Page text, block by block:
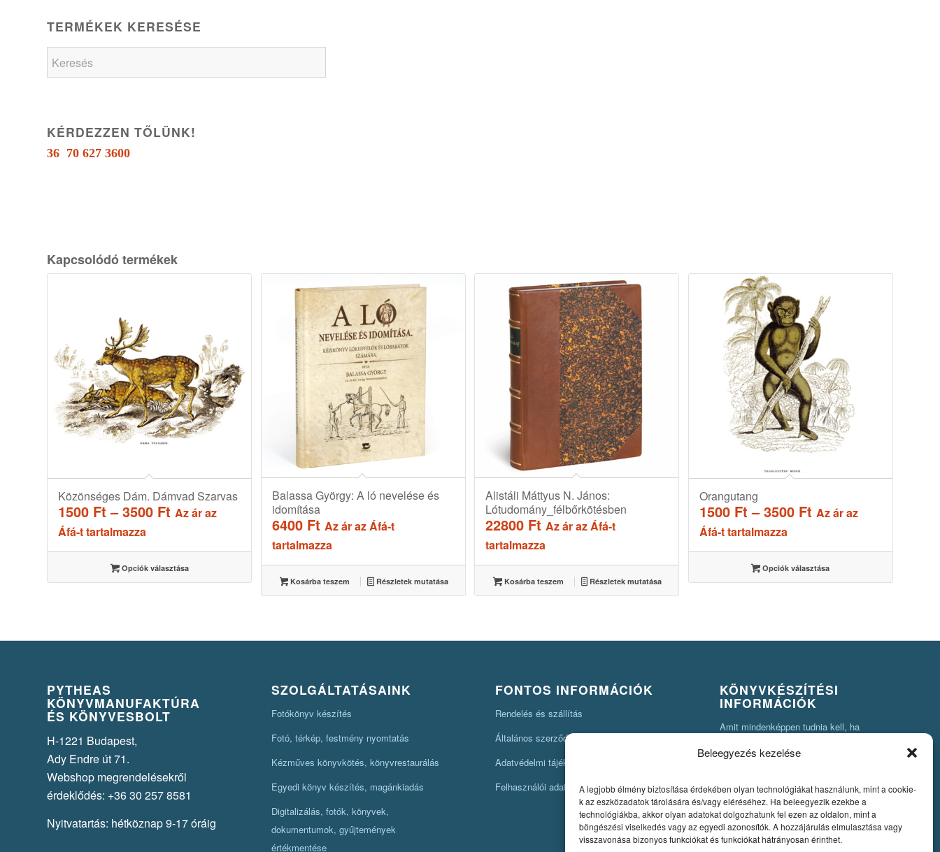
Beleegyezés kezelése
A legjobb élmény biztosítása érdekében olyan technológiákat használunk, mint a cookie-
k az eszközadatok tárolására és/vagy eléréséhez. Ha beleegyezik ezekbe a
technológiákba, akkor olyan adatokat dolgozhatunk fel ezen az oldalon, mint a
böngészési viselkedés vagy az egyedi azonosítók. A hozzájárulás elmulasztása vagy
visszavonása bizonyos funkciókat és funkciókat hátrányosan érinthet.
TERMÉKEK KERESÉSE
KÉRDEZZEN TŐLÜNK!
36 70 627 3600
Kapcsolódó termékek
Közönséges Dám. Dámvad Szarvas
1500 Ft – 3500 Ft Ártartomány:
3500 Ft
Az ár az
Áfá-t tartalmazza
Opciók választása
Balassa György: A ló nevelése és
idomítása
6400 Ft Az ár az Áfá-t
tartalmazza
Kosárba teszem Részletek mutatása
Alistáli Máttyus N. János:
Lótudomány_félbőrkötésben
22800 Ft Az ár az Áfá-t
tartalmazza
Kosárba teszem Részletek mutatása
Orangutang
1500 Ft – 3500 FtÁrtartomány:
3500 Ft
Az ár az
Áfá-t tartalmazza
Opciók választása
PYTHEAS
KÖNYVMANUFAKTÚRA
ÉS KÖNYVESBOLT
H-1221 Budapest,
Ady Endre út 71.
Webshop megrendelésekről
érdeklődés: +36 30 257 8581
Nyitvatartás: hétköznap 9-17 óráig
SZOLGÁLTATÁSAINK
Fotókönyv készítés
Fotó, térkép, festmény nyomtatás
Kézműves könyvkötés, könyvrestaurálás
Egyedi könyv készítés, magánkiadás
Digitalizálás, fotók, könyvek,
dokumentumok, gyűjtemények
értékmentése
FONTOS INFORMÁCIÓK
Rendelés és szállítás
Általános szerződési feltételek
Adatvédelmi tájékoztató
Felhasználói adatok kérése
KÖNYVKÉSZÍTÉSI
INFORMÁCIÓK
Amit mindenképpen tudnia kell, ha
pdfjének elkészítéséhez
Egyedi könyvkiadás
Szerzői jog. A könyvkészítés alapjai